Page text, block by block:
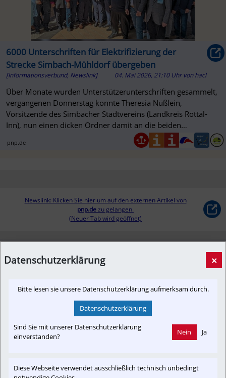
6000 Unterschriften für Elektrifizierung der
Strecke Simbach-Mühldorf übergeben
[Informationsverbund, Newslink] 04. Mai 2026, 21:10 Uhr vonhacl
Über Monate wurden Unterstützerunterschriften gesammelt,
vergangenen Donnerstag konnte Theresia Nüßlein,
Vorsitzende des Simbacher Stadtvereins (Landkreis Rottal-
Inn), nun einen dicken Ordner damit an die beiden
pnp.de
Newslink: Klicken Sie hier um auf den externen Artikel von
pnp.de zu gelangen.
(Neuer Tab wird geöffnet)
6000 Menschen unterschrieben für die Elektrifizierung der
Datenschutzerklärung ×
Bitte lesen sie unsere Datenschutzerklärung aufmerksam durch.
Datenschutzerklärung
Sind Sie mit unserer Datenschutzerklärung
einverstanden?
Nein Ja
Diese Webseite verwendet ausschließlich technisch unbedingt